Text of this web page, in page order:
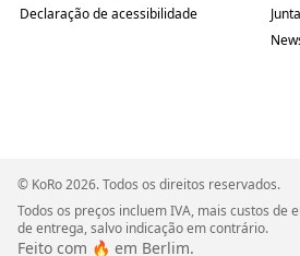
Declaração de acessibilidade
© KoRo 2026. Todos os direitos reservados.
Todos os preços incluem IVA, mais custos de
de entrega, salvo indicação em contrário.
Feito com 🔥 em Berlim.